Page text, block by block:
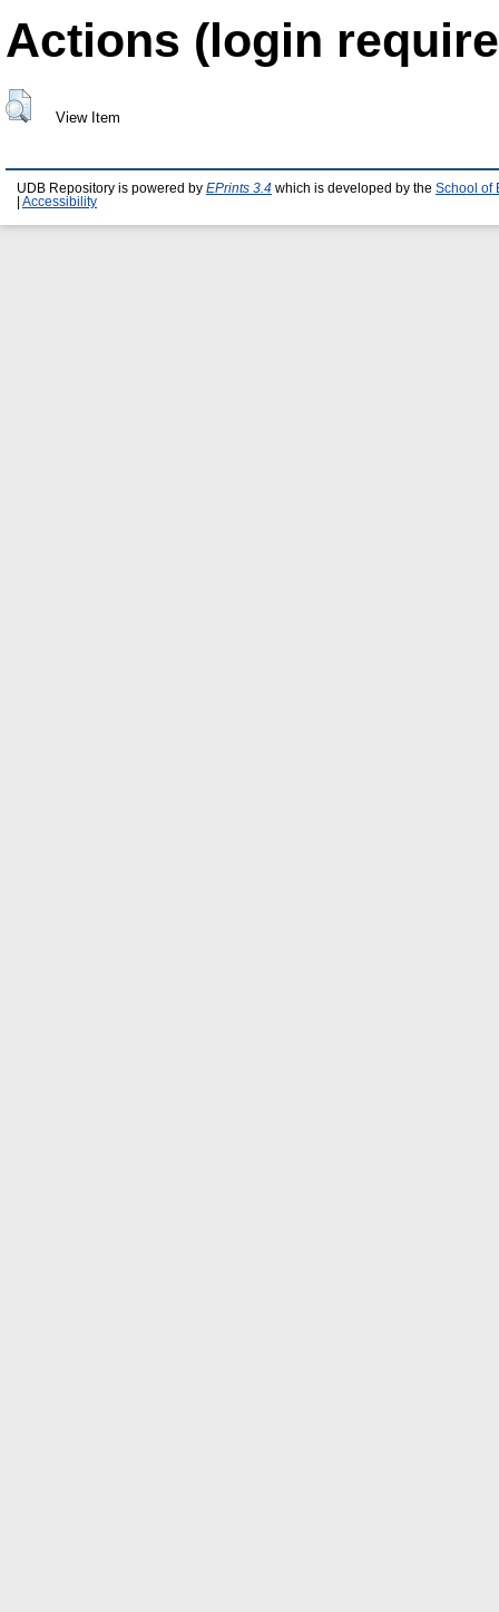
Actions (login
View Item
UDB Repository is powered by EPrints 3.4 which is developed by the School of
Accessibility